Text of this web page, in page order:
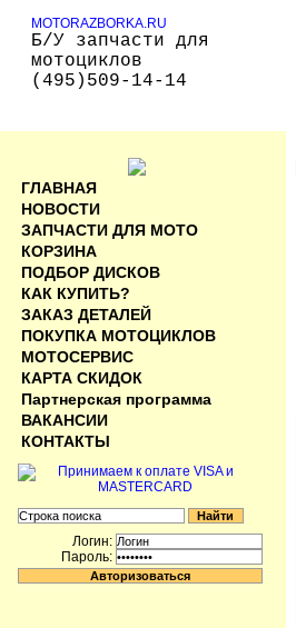
MOTORAZBORKA.RU
Б/У запчасти для
мотоциклов
(495)509-14-14
ГЛАВНАЯ
НОВОСТИ
ЗАПЧАСТИ ДЛЯ МОТО
КОРЗИНА
ПОДБОР ДИСКОВ
КАК КУПИТЬ?
ЗАКАЗ ДЕТАЛЕЙ
ПОКУПКА МОТОЦИКЛОВ
МОТОСЕРВИС
КАРТА СКИДОК
Партнерская программа
ВАКАНСИИ
КОНТАКТЫ
Логин:
Пароль: